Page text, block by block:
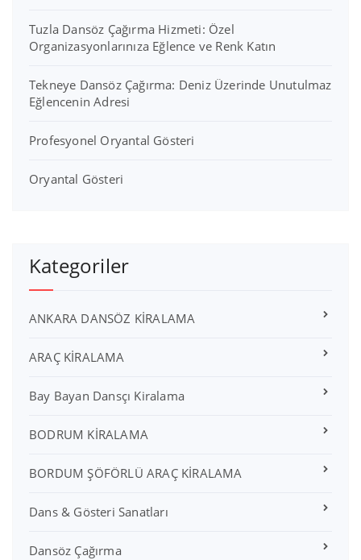
Tuzla Dansöz Çağırma Hizmeti: Özel
Organizasyonlarınıza Eğlence ve Renk Katın
Tekneye Dansöz Çağırma: Deniz Üzerinde Unutulmaz
Eğlencenin Adresi
Profesyonel Oryantal Gösteri
Oryantal Gösteri
Kategoriler
ANKARA DANSÖZ KİRALAMA
ARAÇ KİRALAMA
Bay Bayan Dansçı Kiralama
BODRUM KİRALAMA
BORDUM ŞÖFÖRLÜ ARAÇ KİRALAMA
Dans & Gösteri Sanatları
Dansöz Çağırma